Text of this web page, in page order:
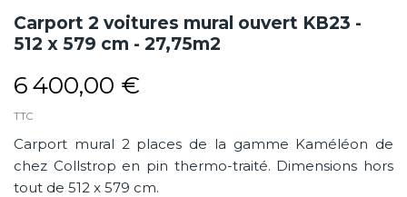
Carport 2 voitures mural ouvert KB23 -
512 x 579 cm - 27,75m2
6 400,00 €
TTC
Carport mural 2 places de la gamme Kaméléon de
chez Collstrop en pin thermo-traité. Dimensions hors
tout de 512 x 579 cm.